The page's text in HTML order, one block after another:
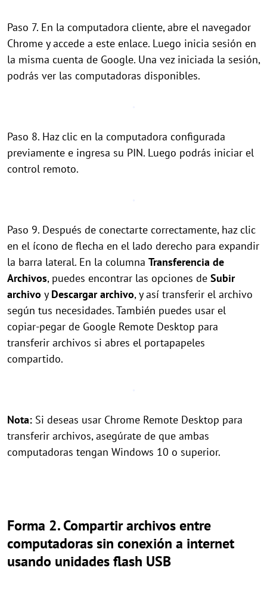
Paso 7. En la computadora cliente, abre el navegador
Chrome y accede a este enlace. Luego inicia sesión en
la misma cuenta de Google. Una vez iniciada la sesión,
podrás ver las computadoras disponibles.
Paso 8. Haz clic en la computadora configurada
previamente e ingresa su PIN. Luego podrás iniciar el
control remoto.
Paso 9. Después de conectarte correctamente, haz clic
en el ícono de flecha en el lado derecho para expandir
la barra lateral. En la columna Transferencia de
Archivos, puedes encontrar las opciones de Subir
archivo y Descargar archivo, y así transferir el archivo
según tus necesidades. También puedes usar el
copiar-pegar de Google Remote Desktop para
transferir archivos si abres el portapapeles
compartido.
Nota: Si deseas usar Chrome Remote Desktop para
transferir archivos, asegúrate de que ambas
computadoras tengan Windows 10 o superior.
Forma 2. Compartir archivos entre
computadoras sin conexión a internet
usando unidades flash USB